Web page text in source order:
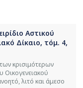
Αστικού
Δίκαιο, τόμ. 4,
κρισιμότερων
Οικογενειακού
λιτό και άμεσο